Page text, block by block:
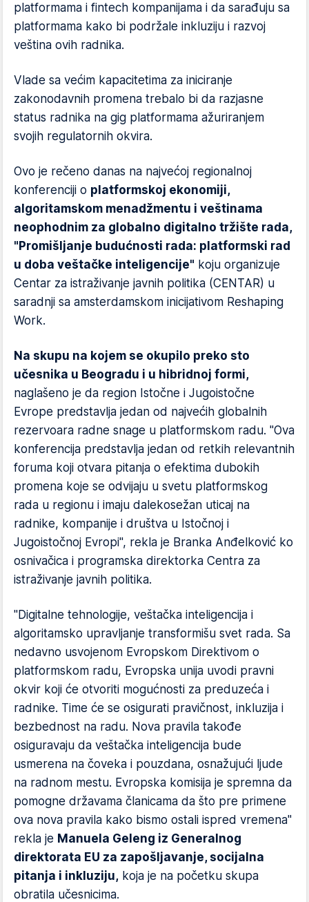
platformama i fintech kompanijama i da sarađuju sa
platformama kako bi podržale inkluziju i razvoj
veština ovih radnika.
Vlade sa većim kapacitetima za iniciranje
zakonodavnih promena trebalo bi da razjasne
status radnika na gig platformama ažuriranjem
svojih regulatornih okvira.
Ovo je rečeno danas na najvećoj regionalnoj
konferenciji o platformskoj ekonomiji,
algoritamskom menadžmentu i veštinama
neophodnim za globalno digitalno tržište rada,
"Promišljanje budućnosti rada: platformski rad
u doba veštačke inteligencije" koju organizuje
Centar za istraživanje javnih politika (CENTAR) u
saradnji sa amsterdamskom inicijativom Reshaping
Work.
Na skupu na kojem se okupilo preko sto
učesnika u Beogradu i u hibridnoj formi,
naglašeno je da region Istočne i Jugoistočne
Evrope predstavlja jedan od najvećih globalnih
rezervoara radne snage u platformskom radu. "Ova
konferencija predstavlja jedan od retkih relevantnih
foruma koji otvara pitanja o efektima dubokih
promena koje se odvijaju u svetu platformskog
rada u regionu i imaju dalekosežan uticaj na
radnike, kompanije i društva u Istočnoj i
Jugoistočnoj Evropi", rekla je Branka Anđelković ko
osnivačica i programska direktorka Centra za
istraživanje javnih politika.
"Digitalne tehnologije, veštačka inteligencija i
algoritamsko upravljanje transformišu svet rada. Sa
nedavno usvojenom Evropskom Direktivom o
platformskom radu, Evropska unija uvodi pravni
okvir koji će otvoriti mogućnosti za preduzeća i
radnike. Time će se osigurati pravičnost, inkluzija i
bezbednost na radu. Nova pravila takođe
osiguravaju da veštačka inteligencija bude
usmerena na čoveka i pouzdana, osnažujući ljude
na radnom mestu. Evropska komisija je spremna da
pomogne državama članicama da što pre primene
ova nova pravila kako bismo ostali ispred vremena"
rekla je Manuela Geleng iz Generalnog
direktorata EU za zapošljavanje, socijalna
pitanja i inkluziju, koja je na početku skupa
obratila učesnicima.